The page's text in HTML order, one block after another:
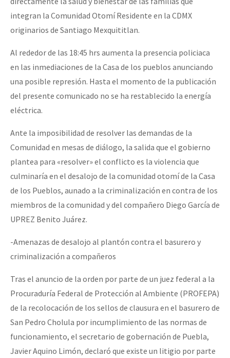
integran la Comunidad Otomí Residente en la CDMX
originarios de Santiago Mexquititlan.
Al rededor de las 18:45 hrs aumenta la presencia policiaca
en las inmediaciones de la Casa de los pueblos anunciando
una posible represión. Hasta el momento de la publicación
del presente comunicado no se ha restablecido la energía
eléctrica.
Ante la imposibilidad de resolver las demandas de la
Comunidad en mesas de diálogo, la salida que el gobierno
plantea para «resolver» el conflicto es la violencia que
culminaría en el desalojo de la comunidad otomí de la Casa
de los Pueblos, aunado a la criminalización en contra de los
miembros de la comunidad y del compañero Diego García de
UPREZ Benito Juárez.
-Amenazas de desalojo al plantón contra el basurero y
criminalización a compañeros
Tras el anuncio de la orden por parte de un juez federal a la
Procuraduría Federal de Protección al Ambiente (PROFEPA)
de la recolocación de los sellos de clausura en el basurero de
San Pedro Cholula por incumplimiento de las normas de
funcionamiento, el secretario de gobernación de Puebla,
Javier Aquino Limón, declaró que existe un litigio por parte